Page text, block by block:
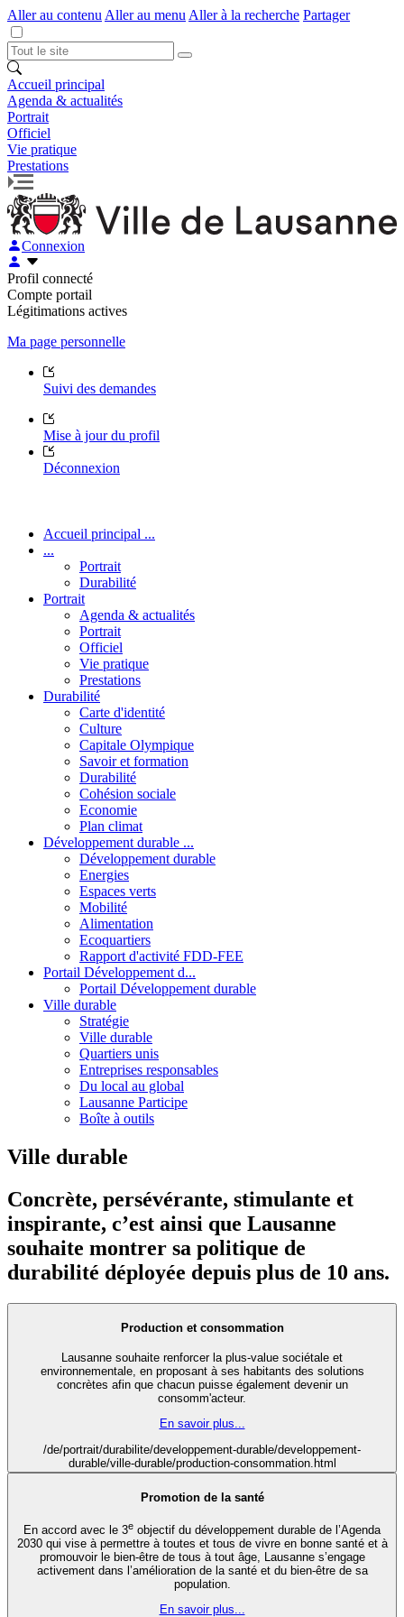
Aller au contenu Aller au menu Aller à la recherche Partager
Accueil principal
Agenda & actualités
Portrait
Officiel
Vie pratique
Prestations
Connexion
Profil connecté
Compte portail
Légitimations actives
Ma page personnelle
Suivi des demandes
Mise à jour du profil
Déconnexion
Accueil principal ...
...
Portrait
Durabilité
Portrait
Agenda & actualités
Portrait
Officiel
Vie pratique
Prestations
Durabilité
Carte d'identité
Culture
Capitale Olympique
Savoir et formation
Durabilité
Cohésion sociale
Economie
Plan climat
Développement durable ...
Développement durable
Energies
Espaces verts
Mobilité
Alimentation
Ecoquartiers
Rapport d'activité FDD-FEE
Portail Développement d...
Portail Développement durable
Ville durable
Stratégie
Ville durable
Quartiers unis
Entreprises responsables
Du local au global
Lausanne Participe
Boîte à outils
Ville durable
Concrète, persévérante, stimulante et
inspirante, c’est ainsi que Lausanne
souhaite montrer sa politique de
durabilité déployée depuis plus de 10 ans.
Production et consommation
Lausanne souhaite renforcer la plus-value sociétale et
environnementale, en proposant à ses habitants des solutions
concrètes afin que chacun puisse également devenir un
consomm'acteur.
En savoir plus...
/de/portrait/durabilite/developpement-durable/developpement-
durable/ville-durable/production-consommation.html
Promotion de la santé
En accord avec le 3e objectif du développement durable de l’Agenda
2030 qui vise à permettre à toutes et tous de vivre en bonne santé et à
promouvoir le bien-être de tous à tout âge, Lausanne s’engage
activement dans l’amélioration de la santé et du bien-être de sa
population.
En savoir plus...